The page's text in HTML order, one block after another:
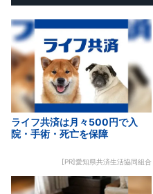
ライフ共済は月々500円で入
院・手術・死亡を保障
[PR]愛知県共済生活協同組合